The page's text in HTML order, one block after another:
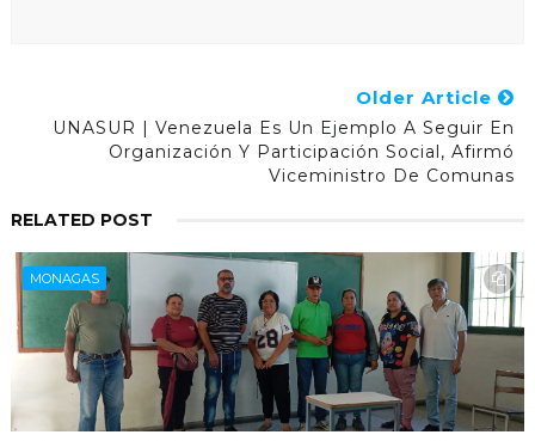
Older Article
UNASUR | Venezuela Es Un Ejemplo A Seguir En
Organización Y Participación Social, Afirmó
Viceministro De Comunas
RELATED POST
MONAGAS